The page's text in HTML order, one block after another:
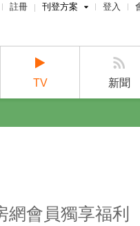
註冊 刊登方案
賣屋刊登
登入
TV 新聞
網會員獨享福利